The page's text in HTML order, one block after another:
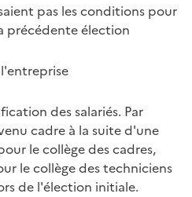
pas les conditions pour
précédente élection
des salariés. Par
cadre à la suite d'une
le collège des cadres,
le collège des techniciens
de l'élection initiale.